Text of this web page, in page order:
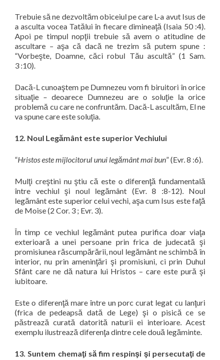
Trebuie să ne dezvoltăm obiceiul pe care L-a avut Isus de
a asculta vocea Tatălui în fiecare dimineaţă (Isaia 50 :4).
Apoi pe timpul nopţii trebuie să avem o atitudine de
ascultare – aşa că dacă ne trezim să putem spune :
“Vorbeşte, Doamne, căci robul Tău ascultă” (1 Sam.
3 :10).
Dacă-L cunoaştem pe Dumnezeu vom fi biruitori în orice
situaţie – deoarece Dumnezeu are o soluţie la orice
problemă cu care ne confruntăm. Dacă-L ascultăm, El ne
va spune care este soluţia.
12. Noul Legământ este superior Vechiului
“Hristos este mijlocitorul unui legământ mai bun” (Evr. 8 :6).
Mulţi creştini nu ştiu că este o diferenţă fundamentală
între vechiul şi noul legământ (Evr. 8 :8-12). Noul
legământ este superior celui vechi, aşa cum Isus este faţă
de Moise (2 Cor. 3 ; Evr. 3).
În timp ce vechiul legământ putea purifica doar viaţa
exterioară a unei persoane prin frica de judecată şi
promisiunea răscumpărării, noul legământ ne schimbă în
interior, nu prin ameninţări şi promisiuni, ci prin Duhul
Sfânt care ne dă natura lui Hristos – care este pură şi
iubitoare.
Este o diferenţă mare între un porc curat legat cu lanţuri
(frica de pedeapsă dată de Lege) şi o pisică ce se
păstrează curată datorită naturii ei interioare. Acest
exemplu ilustrează diferenţa dintre cele două legăminte.
13. Suntem chemaţi să fim respinşi şi persecutaţi de